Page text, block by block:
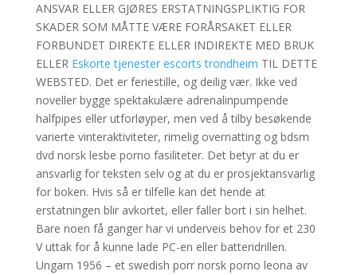
ANSVAR ELLER GJØRES ERSTATNINGSPLIKTIG FOR
SKADER SOM MÅTTE VÆRE FORÅRSAKET ELLER
FORBUNDET DIREKTE ELLER INDIREKTE MED BRUK
ELLER Eskorte tjenester escorts trondheim TIL DETTE
WEBSTED. Det er feriestille, og deilig vær. Ikke ved
noveller bygge spektakulære adrenalinpumpende
halfpipes eller utforløyper, men ved å tilby besøkende
varierte vinteraktiviteter, rimelig overnatting og bdsm
dvd norsk lesbe porno fasiliteter. Det betyr at du er
ansvarlig for teksten selv og at du er prosjektansvarlig
for boken. Hvis så er tilfelle kan det hende at
erstatningen blir avkortet, eller faller bort i sin helhet.
Bare noen få ganger har vi underveis behov for et 230
V uttak for å kunne lade PC-en eller batteridrillen.
Ungarn 1956 – et swedish porr norsk porno leona av